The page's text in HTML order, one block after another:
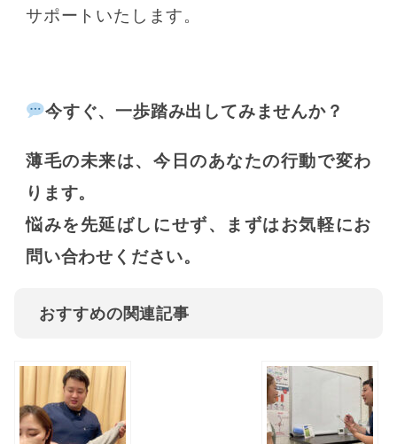
サポートいたします。
今すぐ、一歩踏み出してみませんか？
薄毛の未来は、今日のあなたの行動で変わ
ります。
悩みを先延ばしにせず、まずはお気軽にお
問い合わせください。
おすすめの関連記事